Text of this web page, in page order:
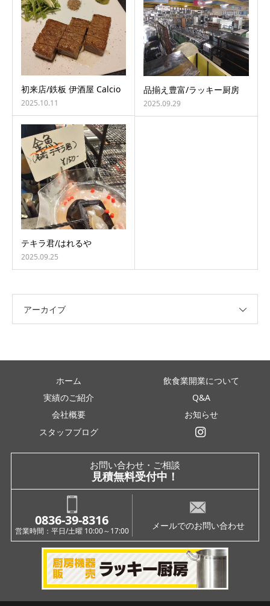
初来店/鉄板 伊酒屋 Calcio
2025.10.11
品揃え豊富/ラッキー厨房
2025.09.29
テキラ君/はれるや
2025.09.25
アーカイブ
ホーム
飲食業開業について
実績のご紹介
Q&A
会社概要
お知らせ
スタッフブログ
お問い合わせ・ご相談
見積無料受付中！
0836-39-8316
営業時間：平日/土曜 10:00～17:00 メールでのお問い合わせ